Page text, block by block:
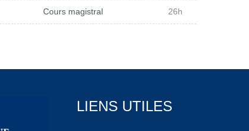
Cours magistral 26h
LIENS UTILES